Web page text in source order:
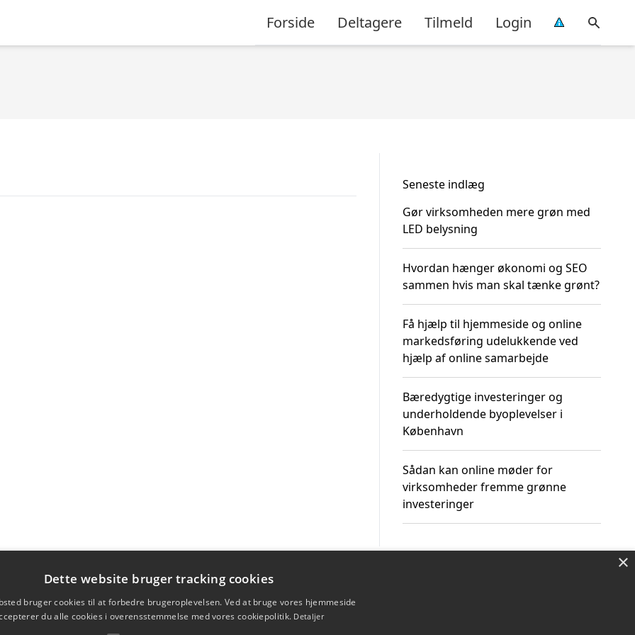
Forside Deltagere Tilmeld Login
Seneste indlæg
Gør virksomheden mere grøn med
LED belysning
Hvordan hænger økonomi og SEO
sammen hvis man skal tænke grønt?
Få hjælp til hjemmeside og online
markedsføring udelukkende ved
hjælp af online samarbejde
Bæredygtige investeringer og
underholdende byoplevelser i
København
Sådan kan online møder for
virksomheder fremme grønne
investeringer
×
Dette website bruger tracking cookies
bruger cookies til at forbedre brugeroplevelsen. Ved at bruge vores hjemmeside
du alle cookies i overensstemmelse med vores cookiepolitik. Detaljer